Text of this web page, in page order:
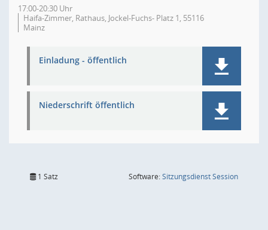
17:00-20:30 Uhr
Haifa-Zimmer, Rathaus, Jockel-Fuchs- Platz 1, 55116
Mainz
Einladung - öffentlich
Niederschrift öffentlich
1 Satz Software:SitzungsdienstSession(Wird in